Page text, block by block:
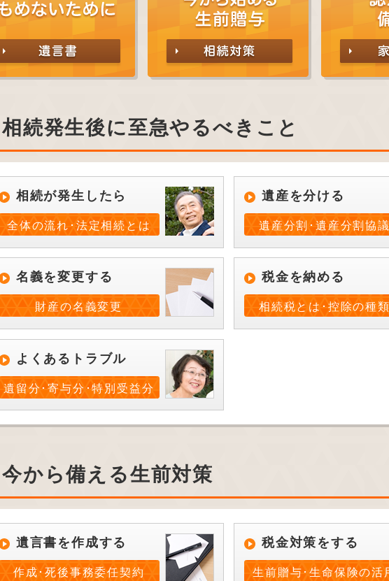
相続発生後に至急やるべきこと
相続が発生したら
全体の流れ･法定相続とは
遺産を分ける
遺産分割･遺産分割協議
名義を変更する
財産の名義変更
税金を納める
相続税とは･控除の種類
よくあるトラブル
遺留分･寄与分･特別受益分
今から備える生前対策
遺言書を作成する
作成･死後事務委任契約
税金対策をする
生前贈与･生命保険の活